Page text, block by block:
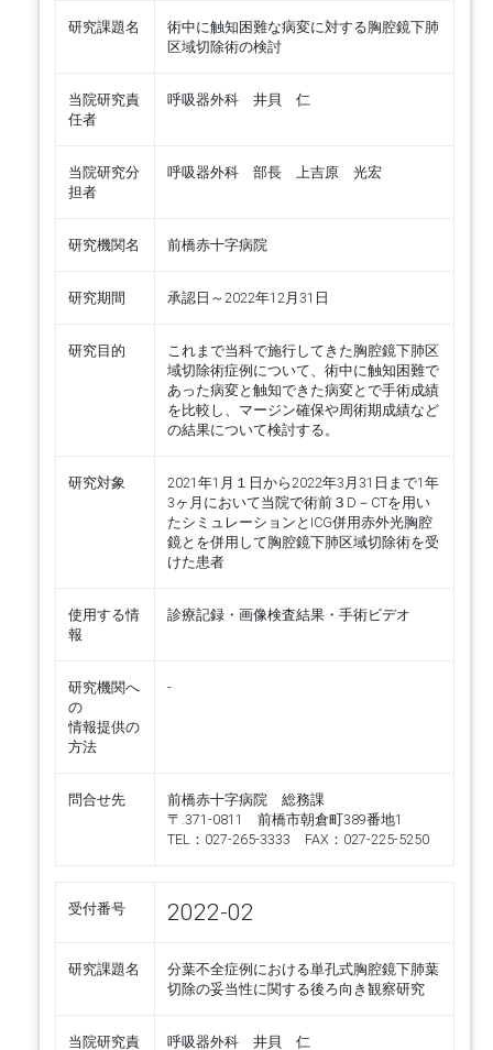
研究課題名
術中に触知困難な病変に対する胸腔鏡下肺
区域切除術の検討
当院研究責
任者
呼吸器外科 井貝 仁
当院研究分
担者
呼吸器外科 部長 上吉原 光宏
研究機関名 前橋赤十字病院
研究期間 承認日～2022年12月31日
研究目的
これまで当科で施行してきた胸腔鏡下肺区
域切除術症例について、術中に触知困難で
あった病変と触知できた病変とで手術成績
を比較し、マージン確保や周術期成績など
の結果について検討する。
研究対象
2021年1月１日から2022年3月31日まで1年
3ヶ月において当院で術前３D－CTを用い
たシミュレーションとICG併用赤外光胸腔
鏡とを併用して胸腔鏡下肺区域切除術を受
けた患者
使用する情
報
診療記録・画像検査結果・手術ビデオ
研究機関へ
の
情報提供の
方法
-
問合せ先
前橋赤十字病院 総務課
〒.371-0811 前橋市朝倉町389番地1
TEL：027-265-3333 FAX：027-225-5250
受付番号 2022-02
研究課題名
分葉不全症例における単孔式胸腔鏡下肺葉
切除の妥当性に関する後ろ向き観察研究
当院研究責
呼吸器外科 井貝 仁